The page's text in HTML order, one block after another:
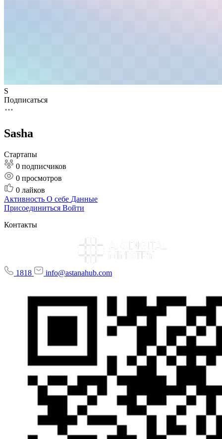
S
Подписаться
Sasha
Стартапы
0 подписчиков
0 просмотров
0 лайков
Активность О себе Данные
Присоединиться Войти
Контакты
1818 info@astanahub.com